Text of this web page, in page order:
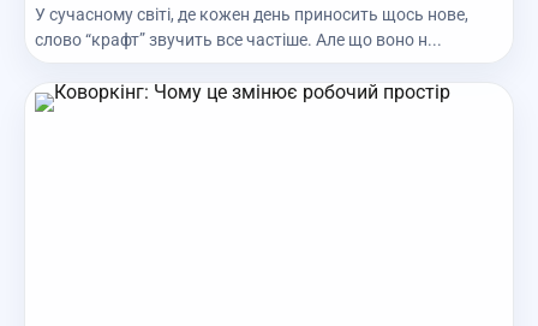
У сучасному світі, де кожен день приносить щось нове,
слово “крафт” звучить все частіше. Але що воно н...